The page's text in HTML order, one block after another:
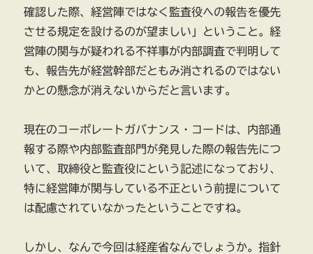
確認した際、経営陣ではなく監査役への報告を優先
させる規定を設けるのが望ましい」ということ。経
営陣の関与が疑われる不祥事が内部調査で判明して
も、報告先が経営幹部だともみ消されるのではない
かとの懸念が消えないからだと言います。
現在のコーポレートガバナンス・コードは、内部通
報する際や内部監査部門が発見した際の報告先につ
いて、取締役と監査役にという記述になっており、
特に経営陣が関与している不正という前提について
は配慮されていなかったということですね。
しかし、なんで今回は経産省なんでしょうか。指針